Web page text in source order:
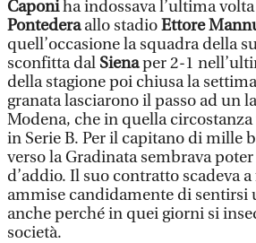
Caponiha indossava l’ultima
Pontederaallo stadioEttore
quell’occasione la squadra della
sconfitta dal Sienaper 2-1
della stagione poi chiusa la
granata lasciarono il passo ad un
Modena, che in quella
in Serie B. Per il capitano di mille
verso la Gradinata sembrava poter
d’addio. Il suo contratto scadeva
ammise candidamente di sentirsi
anche perché in quei giorni si
società.